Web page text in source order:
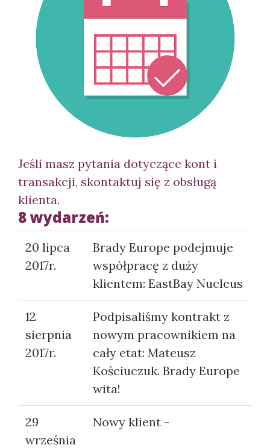
Jeśli masz pytania dotyczące kont i
transakcji, skontaktuj się z obsługą
klienta.
8 wydarzeń:
20 lipca
2017r.
Brady Europe podejmuje
współpracę z duży
klientem: EastBay Nucleus
12
sierpnia
2017r.
Podpisaliśmy kontrakt z
nowym pracownikiem na
cały etat: Mateusz
Kościuczuk. Brady Europe
wita!
29
września
Nowy klient -